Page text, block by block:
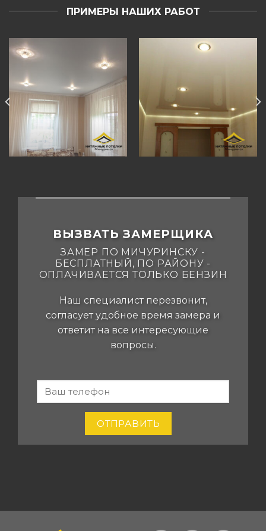
ПРИМЕРЫ НАШИХ РАБОТ
ВЫЗВАТЬ ЗАМЕРЩИКА
ЗАМЕР ПО МИЧУРИНСКУ -
БЕСПЛАТНЫЙ, ПО РАЙОНУ -
ОПЛАЧИВАЕТСЯ ТОЛЬКО БЕНЗИН
Наш специалист перезвонит,
согласует удобное время замера и
ответит на все интересующие
вопросы.
MICH-
POTOLKI.RU
ОТПРАВИТЬ